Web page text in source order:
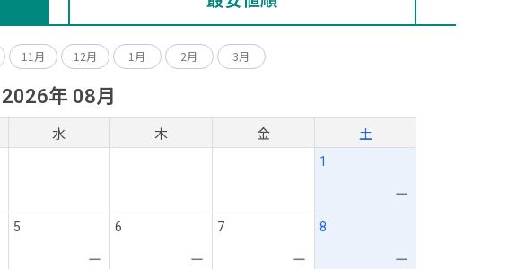
11月 12月 1月 2月 3月
2026年 08月
水 木 金 土
1
ー
5
ー
6
ー
7
ー
8
ー